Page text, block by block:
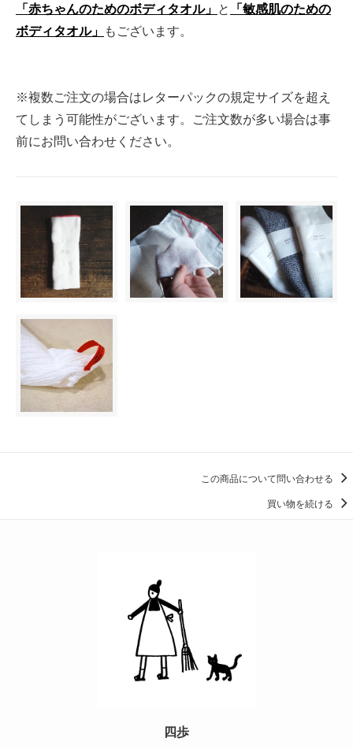
「赤ちゃんのためのボディタオル」 と
「敏感肌のための
ボディタオル」
もございます。
※複数ご注文の場合はレターパックの規定サイズを超え
てしまう可能性がございます。ご注文数が多い場合は事
前にお問い合わせください。
この商品について問い合わせる
買い物を続ける
四歩